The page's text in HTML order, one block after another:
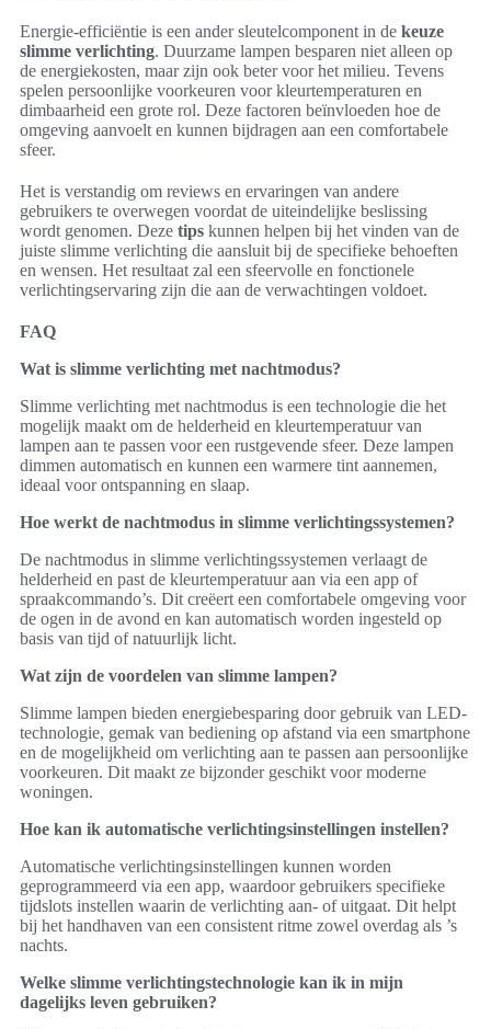
Energie-efficiëntie is een ander sleutelcomponent in de keuze
slimme verlichting. Duurzame lampen besparen niet alleen op
de energiekosten, maar zijn ook beter voor het milieu. Tevens
spelen persoonlijke voorkeuren voor kleurtemperaturen en
dimbaarheid een grote rol. Deze factoren beïnvloeden hoe de
omgeving aanvoelt en kunnen bijdragen aan een comfortabele
sfeer.
Het is verstandig om reviews en ervaringen van andere
gebruikers te overwegen voordat de uiteindelijke beslissing
wordt genomen. Deze tips kunnen helpen bij het vinden van de
juiste slimme verlichting die aansluit bij de specifieke behoeften
en wensen. Het resultaat zal een sfeervolle en fonctionele
verlichtingservaring zijn die aan de verwachtingen voldoet.
FAQ
Wat is slimme verlichting met nachtmodus?
Slimme verlichting met nachtmodus is een technologie die het
mogelijk maakt om de helderheid en kleurtemperatuur van
lampen aan te passen voor een rustgevende sfeer. Deze lampen
dimmen automatisch en kunnen een warmere tint aannemen,
ideaal voor ontspanning en slaap.
Hoe werkt de nachtmodus in slimme verlichtingssystemen?
De nachtmodus in slimme verlichtingssystemen verlaagt de
helderheid en past de kleurtemperatuur aan via een app of
spraakcommando’s. Dit creëert een comfortabele omgeving voor
de ogen in de avond en kan automatisch worden ingesteld op
basis van tijd of natuurlijk licht.
Wat zijn de voordelen van slimme lampen?
Slimme lampen bieden energiebesparing door gebruik van LED-
technologie, gemak van bediening op afstand via een smartphone
en de mogelijkheid om verlichting aan te passen aan persoonlijke
voorkeuren. Dit maakt ze bijzonder geschikt voor moderne
woningen.
Hoe kan ik automatische verlichtingsinstellingen instellen?
Automatische verlichtingsinstellingen kunnen worden
geprogrammeerd via een app, waardoor gebruikers specifieke
tijdslots instellen waarin de verlichting aan- of uitgaat. Dit helpt
bij het handhaven van een consistent ritme zowel overdag als ’s
nachts.
Welke slimme verlichtingstechnologie kan ik in mijn
dagelijks leven gebruiken?